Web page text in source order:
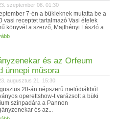
szeptember 08. 01:30
7-én a bükieknek mutatta be a
vasi receptet tartalmazó Vasi ételek
könyvét a szerző, Majthényi László a...
és az Orfeum
ünnepi műsora
augusztus 21. 15:30
20-án népszerű melódiákból
operettshow-t varázsolt a büki
színpadára a Pannon
és az...